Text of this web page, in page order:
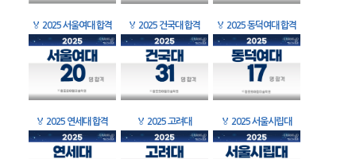
🏅 2025 서울여대 합격 🏅 2025 건국대 합격 🏅 2025 동덕여대 합격
🏅 2025 연세대 합격 🏅 2025 고려대 🏅 2025 서울시립대